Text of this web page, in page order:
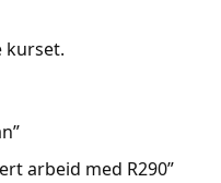
kurset.
arbeid med R290”